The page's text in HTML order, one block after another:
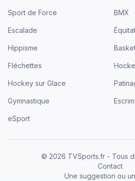
Sport de Force BMX
Escalade
Hippisme
Fléchettes
Hockey sur Glace
Gymnastique
eSport
© 2026 TVSports.fr - Tous
Contact
Une suggestion ou